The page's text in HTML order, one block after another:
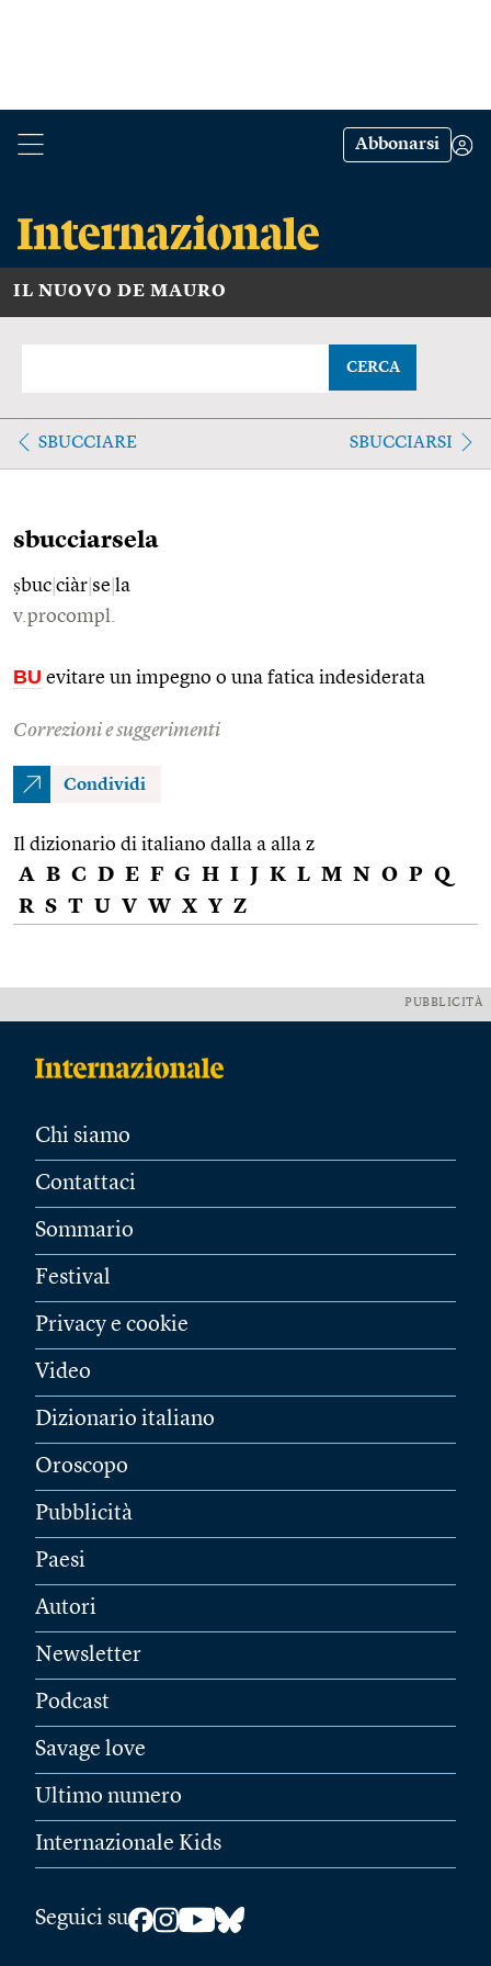
Abbonarsi
IL NUOVO DE MAURO
CERCA
SBUCCIARE SBUCCIARSI
sbucciarsela
ṣbuc ciàr se la
v.procompl.
BU evitare un impegno o una fatica indesiderata
Correzioni e suggerimenti
Condividi
Il dizionario di italiano dalla a alla z
A B C D E F G H I J K L M N O P Q
R S T U V W X Y Z
PUBBLICITÀ
Chi siamo
Contattaci
Sommario
Festival
Privacy e cookie
Video
Dizionario italiano
Oroscopo
Pubblicità
Paesi
Autori
Newsletter
Podcast
Savage love
Ultimo numero
Internazionale Kids
Seguici su